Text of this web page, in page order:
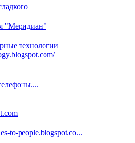
"Меридиан"
технологии
to-people.blogspot.co...